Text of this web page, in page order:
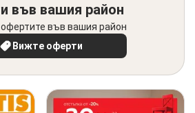
във вашия район
във вашия район
Вижте оферти